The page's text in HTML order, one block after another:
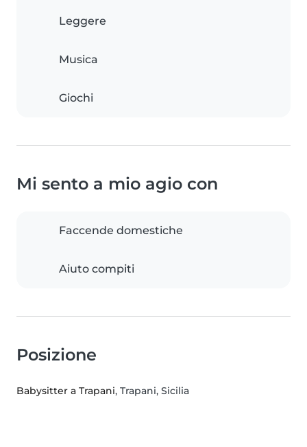
Leggere
Musica
Giochi
Mi sento a mio agio con
Faccende domestiche
Aiuto compiti
Posizione
Babysitter a Trapani, Trapani, Sicilia